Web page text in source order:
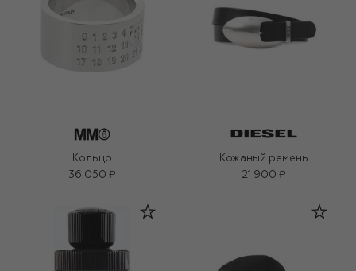
Кольцо
36 050 ₽
Кожаный ремень
21 900 ₽